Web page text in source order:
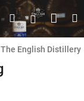
HledatPřihlášení
The English Distillery